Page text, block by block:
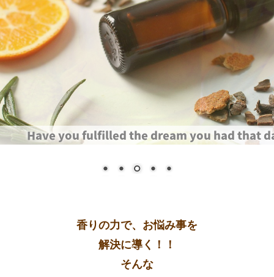
Have you fulfilled the dream you had that
香りの力で、 お悩み事を
解決に導く！！
そんな